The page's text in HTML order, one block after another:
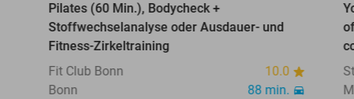
Pilates (60 Min.), Bodycheck +
Stoffwechselanalyse oder Ausdauer- und
Fitness-Zirkeltraining
Fit Club Bonn
10.0
Bonn
88 min.